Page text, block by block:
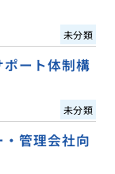
未分類
ポート体制構
未分類
管理会社向